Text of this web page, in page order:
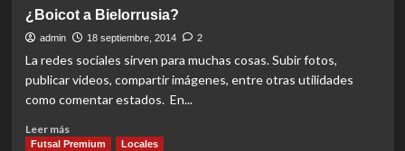
recuperó,
ganó
y
avanzó
¿Boicot a Bielorrusia?
admin 18 septiembre, 2014 2
La redes sociales sirven para muchas cosas. Subir fotos,
publicar videos, compartir imágenes, entre otras utilidades
como comentar estados. En...
Leer másRead
more
Futsal Premium Locales